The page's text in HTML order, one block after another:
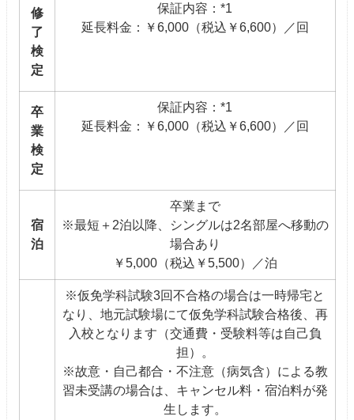
修
了
検
定
保証内容：*1
延長料金：￥6,000（税込￥6,600）／回
卒
業
検
定
保証内容：*1
延長料金：￥6,000（税込￥6,600）／回
宿
泊
卒業まで
※最短＋2泊以降、シングルは2名部屋へ移動の
場合あり
￥5,000（税込￥5,500）／泊
※仮免学科試験3回不合格の場合は一時帰宅と
なり、地元試験場にて仮免学科試験合格後、再
入校となります（交通費・受験料等は自己負
担）。
※故意・自己都合・不注意（病気含）による教
習未受講の場合は、キャンセル料・宿泊料が発
生します。